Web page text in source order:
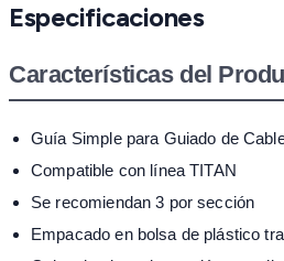
Especificaciones
Características del
Guía Simple para Guiado de
Compatible con línea TITAN
Se recomiendan 3 por sección
Empacado en bolsa de plástico